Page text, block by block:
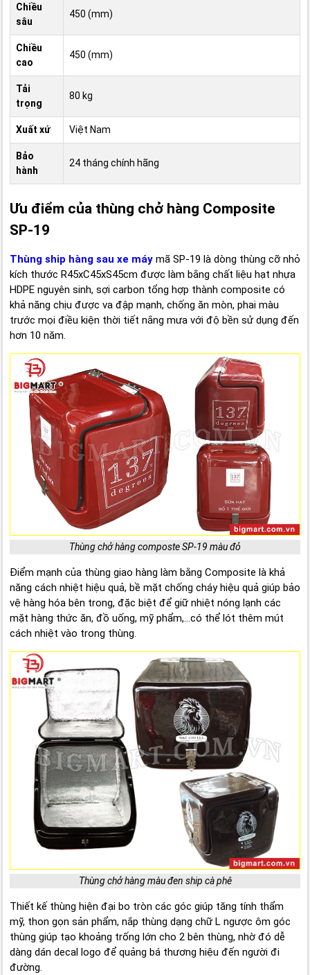
Chiều
sâu
450 (mm)
Chiều
cao
450 (mm)
Tải
trọng
80 kg
Xuất xứ Việt Nam
Bảo
hành
24 tháng chính hãng
Ưu điểm của thùng chở hàng Composite
SP-19
Thùng ship hàng sau xe máy mã SP-19 là dòng thùng cỡ nhỏ
kích thước R45xC45xS45cm được làm bằng chất liệu hạt nhựa
HDPE nguyên sinh, sợi carbon tổng hợp thành composite có
khả năng chịu được va đập mạnh, chống ăn mòn, phai màu
trước mọi điều kiện thời tiết nắng mưa với độ bền sử dụng đến
hơn 10 năm.
Thùng chở hàng composte SP-19 màu đỏ
Điểm mạnh của thùng giao hàng làm bằng Composite là khả
năng cách nhiệt hiệu quả, bề mặt chống cháy hiệu quả giúp bảo
vệ hàng hóa bên trong, đặc biệt để giữ nhiệt nóng lạnh các
mặt hàng thức ăn, đồ uống, mỹ phẩm,...có thể lót thêm mút
cách nhiệt vào trong thùng.
Thùng chở hàng màu đen ship cà phê
Thiết kế thùng hiện đại bo tròn các góc giúp tăng tính thẩm
mỹ, thon gọn sản phẩm, nắp thùng dạng chữ L ngược ôm góc
thùng giúp tạo khoảng trống lớn cho 2 bên thùng, nhờ đó dễ
dàng dán decal logo để quảng bá thương hiệu đến người đi
đường.